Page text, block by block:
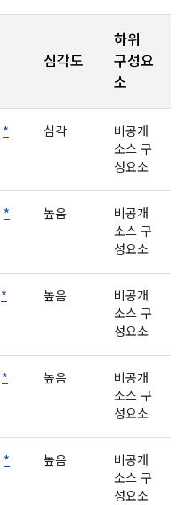
심각도
하위
구성요
소
* 심각
비공개
소스 구
성요소
* 높음
비공개
소스 구
성요소
* 높음
비공개
소스 구
성요소
* 높음
비공개
소스 구
성요소
* 높음
비공개
소스 구
성요소